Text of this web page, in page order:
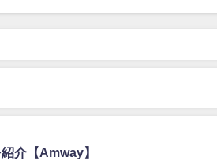
介【Amway】